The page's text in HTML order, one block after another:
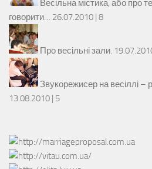
Весільна містика, або про
говорити… 26.07.2010 | 8
Про весільні зали.
Звукорежисер на весіллі –
13.08.2010 | 5